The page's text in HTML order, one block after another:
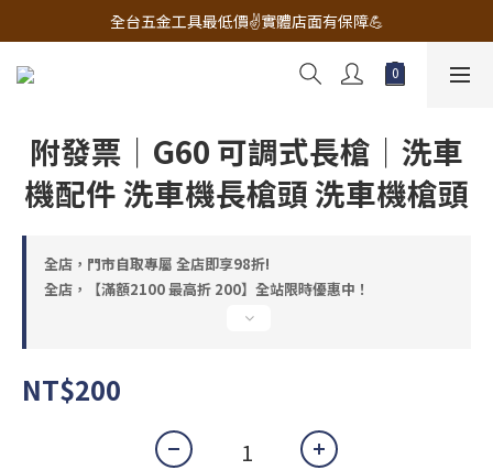
🔧電動工具&五金唯一首選 宇慶五金網拍🔧
全台五金工具最低價✌️實體店面有保障💪
配有專業維修部門🔧品質保修一年📌
附發票｜G60 可調式長槍｜洗車
機配件 洗車機長槍頭 洗車機槍頭
全店，門市自取專屬 全店即享98折!
全店，【滿額2100 最高折 200】全站限時優惠中！
NT$200